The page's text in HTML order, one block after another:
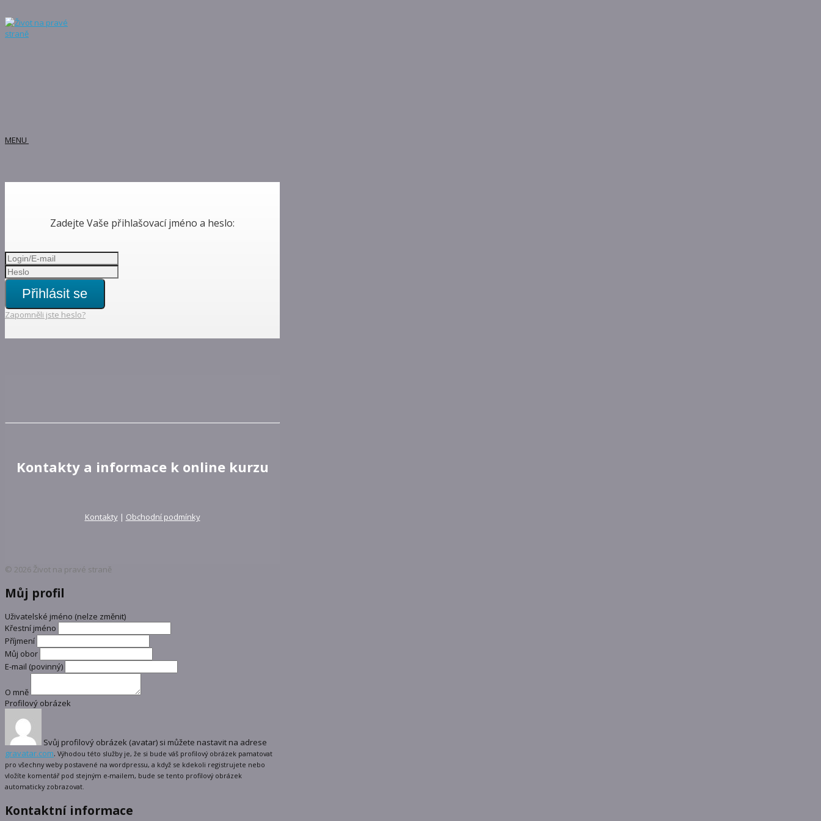
MENU
Zadejte Vaše přihlašovací jméno a heslo:
Přihlásit se
Zapomněli jste heslo?
Kontakty a informace k online kurzu
Kontakty| Obchodní podmínky
© 2026 Život na pravé straně
Můj profil
Uživatelské jméno (nelze změnit)
Křestní jméno
Příjmení
Můj obor
E-mail (povinný)
O mně
Profilový obrázek
Svůj profilový obrázek (avatar) si můžete nastavit na adrese
gravatar.com. Výhodou této služby je, že si bude váš profilový obrázek pamatovat
pro všechny weby postavené na wordpressu, a když se kdekoli registrujete nebo
vložíte komentář pod stejným e-mailem, bude se tento profilový obrázek
automaticky zobrazovat.
Kontaktní informace